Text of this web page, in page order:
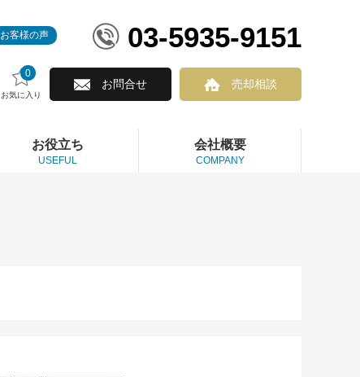
お客様の声 03-5935-9151
0
お気に入り
お問合せ 売却相談
お役立ち
USEFUL
会社概要
COMPANY